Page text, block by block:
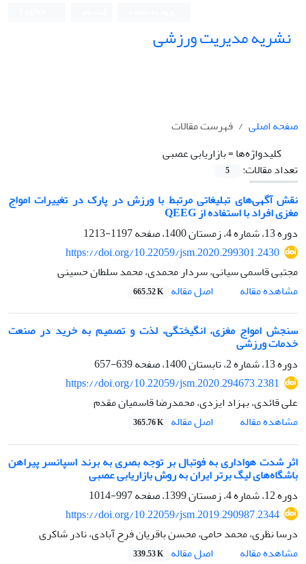
نشریه مدیریت ورزشی
صفحه اصلی
فهرست مقالات
کلیدواژه‌ها =بازاریابی عصبی
تعداد مقالات:
5
نقش آگهی‌های تبلیغاتی مرتبط با ورزش در پارک در تغییرات امواج
مغزی افراد با استفاده از QEEG
دوره 13، شماره 4، زمستان 1400، صفحه
1197-1213
https://doi.org/10.22059/jsm.2020.299301.2430
مجتبی قاسمی سیانی، سردار محمدی، محمد سلطان حسینی
مشاهده مقاله
اصل مقاله 665.52 K
سنجش امواج مغزی، انگیختگی، لذت و تصمیم به خرید در صنعت
خدمات ورزشی
دوره 13، شماره 2، تابستان 1400، صفحه
639-657
https://doi.org/10.22059/jsm.2020.294673.2381
علی قائدی، بهزاد ایزدی، محمدرضا قاسمیان مقدم
مشاهده مقاله
اصل مقاله 365.76 K
اثر شدت هواداری به فوتبال بر توجه بصری به برند اسپانسر پیراهن
باشگاه‌های لیگ برتر ایران به روش بازاریابی عصبی
دوره 12، شماره 4، زمستان 1399، صفحه
997-1014
https://doi.org/10.22059/jsm.2019.290987.2344
درسا نظری، محمد حامی، محسن باقریان فرح آبادی، نادر شاکری
مشاهده مقاله
اصل مقاله 339.53 K